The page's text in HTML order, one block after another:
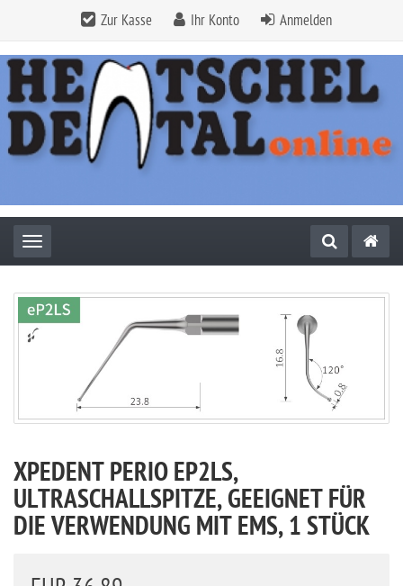
Zur Kasse Ihr Konto Anmelden
Toggle navigation
XPEDENT PERIO EP2LS,
ULTRASCHALLSPITZE, GEEIGNET FÜR
DIE VERWENDUNG MIT EMS, 1 STÜCK